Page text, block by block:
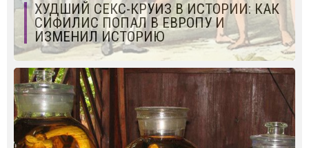
ХУДШИЙ СЕКС-КРУИЗ В ИСТОРИИ: КАК
СИФИЛИС ПОПАЛ В ЕВРОПУ И
ИЗМЕНИЛ ИСТОРИЮ